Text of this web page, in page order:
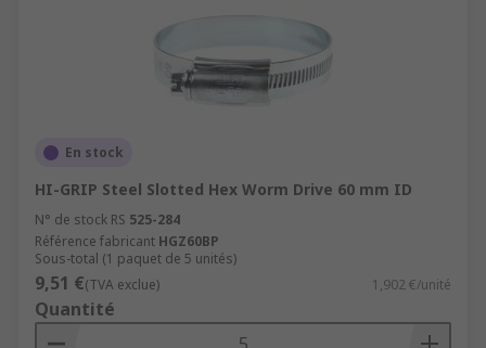
En stock
HI-GRIP Steel Slotted Hex Worm Drive 60 mm ID
N° de stock RS 525-284
Référence fabricant HGZ60BP
Sous-total (1 paquet de 5 unités)
9,51 €(TVA exclue) 1,902 €/unité
Quantité